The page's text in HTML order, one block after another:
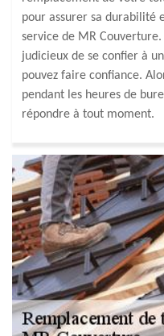
pour assurer sa durabilité
service de MR
judicieux de se confier à
pouvez faire confiance.
pendant les heures de
répondre à tout moment.